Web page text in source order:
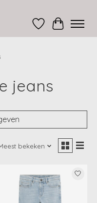
Verlanglijst
jeans
bekeken